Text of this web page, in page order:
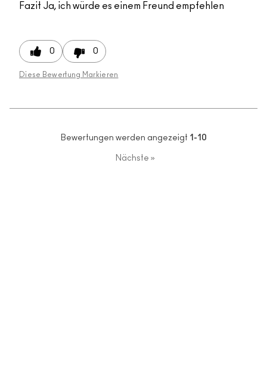
Fazit Ja, ich würde es einem Freund empfehlen
0 0
Diese Bewertung Markieren
Bewertungen werden angezeigt 1-10
Nächste »